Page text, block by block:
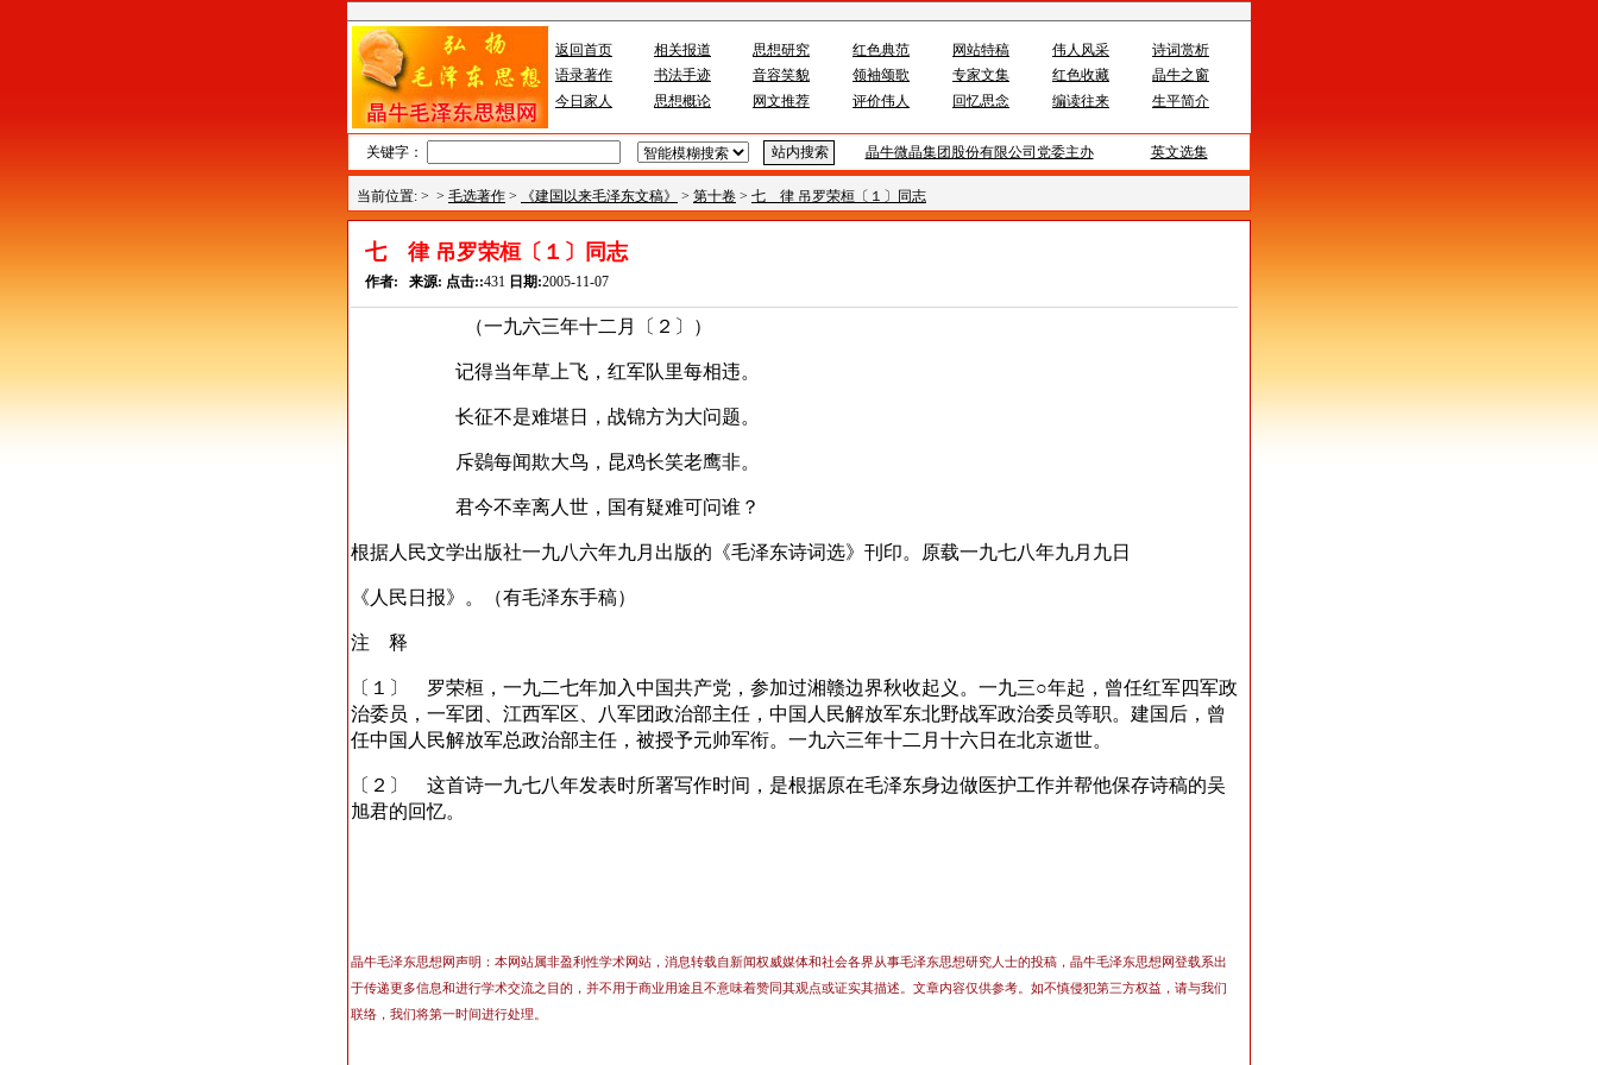
返回首页 相关报道 思想研究 红色典范 网站特稿 伟人风采
诗词赏析
语录著作
书法手迹 音容笑貌 领袖颂歌 专家文集 红色收藏
晶牛之窗
今日家人
思想概论 网文推荐 评价伟人 回忆思念 编读往来 生平简介
关键字： 晶牛微晶集团股份有限公司党委主办 英文选集
当前位置: > > 毛选著作 > 《建国以来毛泽东文稿》 > 第十卷 > 七 律 吊罗荣桓〔１〕同志
七 律 吊罗荣桓〔１〕同志
作者: 来源: 点击::431 日期:2005-11-07
（一九六三年十二月〔２〕）
记得当年草上飞，红军队里每相违。
长征不是难堪日， 战锦方为大问题。
斥鷃每闻欺大鸟，昆鸡长笑老鹰非。
君今不幸离人世，国有疑难可问谁？
根据人民文学出版社一九八六年九月出版的《毛泽东诗词选》刊 印。原载一九七八年九月九日
《人民日报》。（有毛泽东手稿）
注 释
〔１〕 罗荣桓，一九二七年加入中国共产党，参加过湘赣边界秋收起义。一九三○年起，曾任红军四军政
治委员，一军团、江西军区、八军团政治部主任，中国人民解放军东北野战军政治委员等职。建国后，曾
任中国人民解放军总政治部主任，被授予元帅军衔。 一九六三年十二月十六日在北京逝世。
〔２〕 这首诗一九七八年发表时所署写作时间，是根据原在毛泽东身边做医护工作并帮他保存诗稿的吴
旭君的回忆。
晶牛毛泽东思想网声明：本网站属非盈利性学术网站，消息转载自新闻权威媒体和社会各界从事毛泽东思想研究人士的投稿，晶牛毛泽东思想网登载系出
于传递更多信息和进行学术交流之目的，并不用于商业用途且不意味着赞同其观点或证实其描述。文章内容仅供参考。如不慎侵犯第三方权益，请与我们
联络，我们将第一时间进行处理。